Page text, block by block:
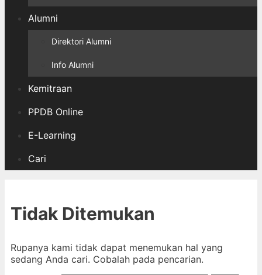
Alumni
Direktori Alumni
Info Alumni
Kemitraan
PPDB Online
E-Learning
Cari
Tidak Ditemukan
Rupanya kami tidak dapat menemukan hal yang
sedang Anda cari. Cobalah pada pencarian.